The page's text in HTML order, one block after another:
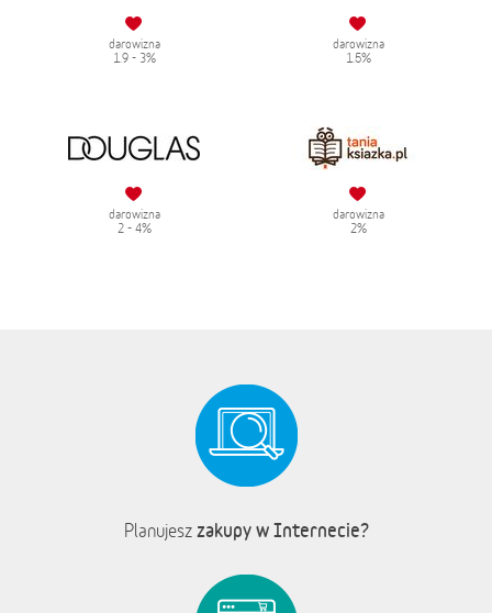
darowizna
1.9 - 3%
darowizna
1.5%
darowizna
2 - 4%
darowizna
2%
Planujesz zakupy w Internecie?